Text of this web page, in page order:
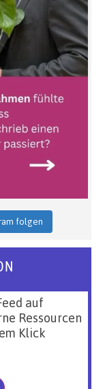
folgen
auf
Ressourcen
Klick